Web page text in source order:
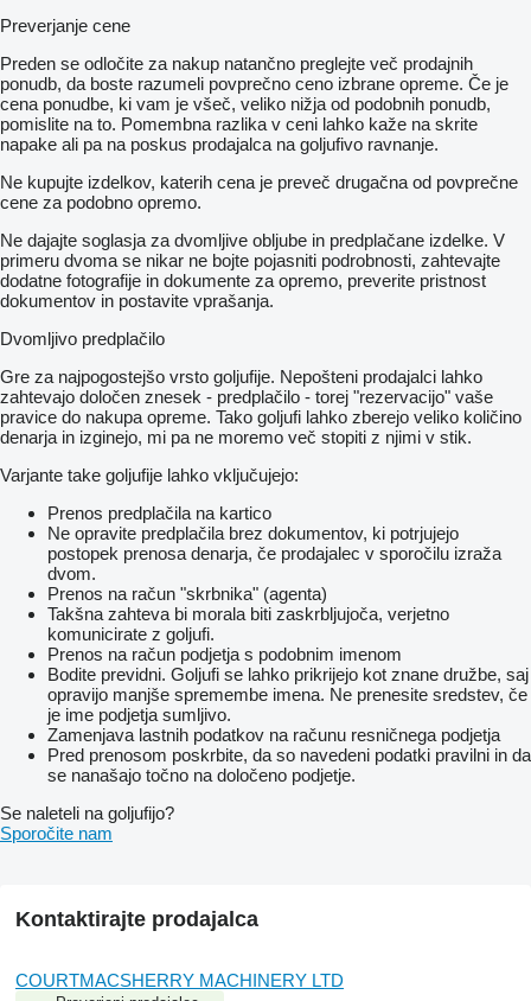
Preverjanje cene
Preden se odločite za nakup natančno preglejte več prodajnih
ponudb, da boste razumeli povprečno ceno izbrane opreme. Če je
cena ponudbe, ki vam je všeč, veliko nižja od podobnih ponudb,
pomislite na to. Pomembna razlika v ceni lahko kaže na skrite
napake ali pa na poskus prodajalca na goljufivo ravnanje.
Ne kupujte izdelkov, katerih cena je preveč drugačna od povprečne
cene za podobno opremo.
Ne dajajte soglasja za dvomljive obljube in predplačane izdelke. V
primeru dvoma se nikar ne bojte pojasniti podrobnosti, zahtevajte
dodatne fotografije in dokumente za opremo, preverite pristnost
dokumentov in postavite vprašanja.
Dvomljivo predplačilo
Gre za najpogostejšo vrsto goljufije. Nepošteni prodajalci lahko
zahtevajo določen znesek - predplačilo - torej "rezervacijo" vaše
pravice do nakupa opreme. Tako goljufi lahko zberejo veliko količino
denarja in izginejo, mi pa ne moremo več stopiti z njimi v stik.
Varjante take goljufije lahko vključujejo:
Prenos predplačila na kartico
Ne opravite predplačila brez dokumentov, ki potrjujejo
postopek prenosa denarja, če prodajalec v sporočilu izraža
dvom.
Prenos na račun "skrbnika" (agenta)
Takšna zahteva bi morala biti zaskrbljujoča, verjetno
komunicirate z goljufi.
Prenos na račun podjetja s podobnim imenom
Bodite previdni. Goljufi se lahko prikrijejo kot znane družbe, saj
opravijo manjše spremembe imena. Ne prenesite sredstev, če
je ime podjetja sumljivo.
Zamenjava lastnih podatkov na računu resničnega podjetja
Pred prenosom poskrbite, da so navedeni podatki pravilni in da
se nanašajo točno na določeno podjetje.
Se naleteli na goljufijo?
Sporočite nam
Kontaktirajte prodajalca
COURTMACSHERRY MACHINERY LTD